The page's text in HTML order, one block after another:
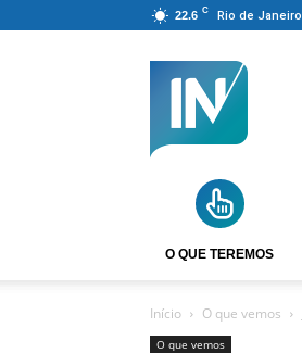
22.6 C Rio de Janeiro
O QUE TEREMOS
Início O que vemos
O que vemos